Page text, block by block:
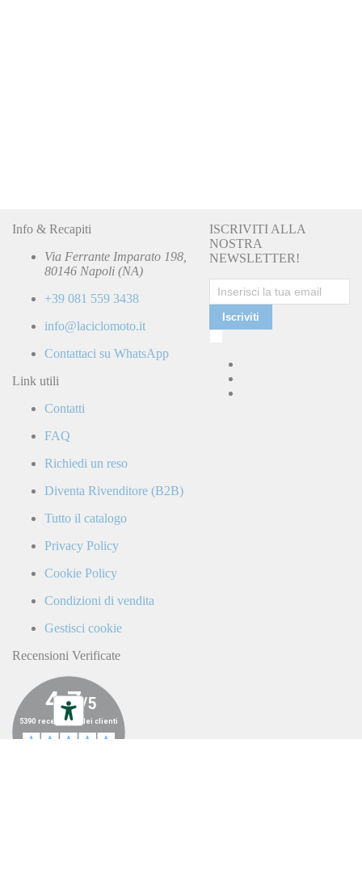
Info & Recapiti
Via Ferrante Imparato 198,
80146 Napoli (NA)
+39 081 559 3438
info@laciclomoto.it
Contattaci su WhatsApp
Link utili
Contatti
FAQ
Richiedi un reso
Diventa Rivenditore (B2B)
Tutto il catalogo
Privacy Policy
Cookie Policy
Condizioni di vendita
Gestisci cookie
Recensioni Verificate
ISCRIVITI ALLA
NOSTRA
NEWSLETTER!
Iscriviti
e
accetto
la